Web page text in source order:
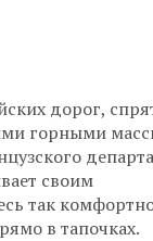
дорог,
горными
своим
так
в тапочках.